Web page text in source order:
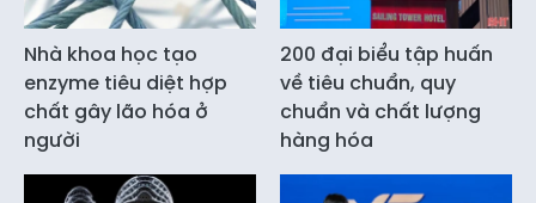
Nhà khoa học tạo
enzyme tiêu diệt hợp
chất gây lão hóa ở
người
200 đại biểu tập huấn
về tiêu chuẩn, quy
chuẩn và chất lượng
hàng hóa